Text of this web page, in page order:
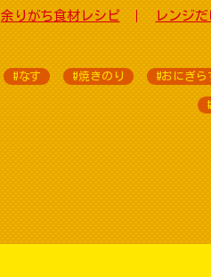
余りがち食材レシピ レンジ
#なす #焼きのり #おにぎら